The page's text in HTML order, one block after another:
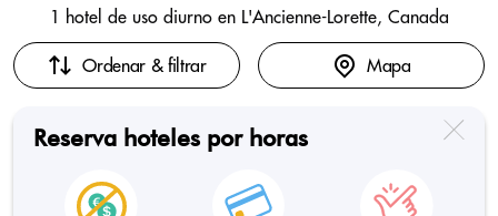
1 hotel de uso diurno en L'Ancienne-Lorette, Canada
Ordenar & filtrar Mapa
Reserva hoteles por horas